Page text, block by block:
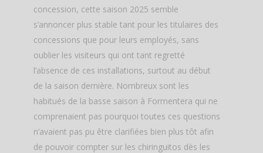
concession, cette saison 2025 semble
s’annoncer plus stable tant pour les titulaires des
concessions que pour leurs employés, sans
oublier les visiteurs qui ont tant regretté
l’absence de ces installations, surtout au début
de la saison dernière. Nombreux sont les
habitués de la basse saison à Formentera qui ne
comprenaient pas pourquoi toutes ces questions
n’avaient pas pu être clarifiées bien plus tôt afin
de pouvoir compter sur les chiringuitos dès les